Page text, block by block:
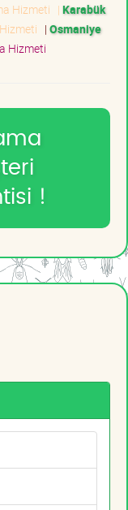
Hizmeti | Karabük
| Osmaniye
Hizmeti
!